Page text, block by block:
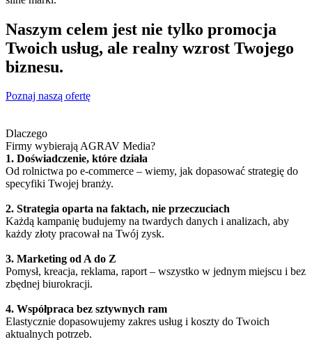
Naszym celem jest nie tylko promocja
Twoich usług, ale realny wzrost Twojego
biznesu.
Poznaj naszą ofertę
Dlaczego
Firmy wybierają AGRAV Media?
1. Doświadczenie, które działa
Od rolnictwa po e-commerce – wiemy, jak dopasować strategię do
specyfiki Twojej branży.
2. Strategia oparta na faktach, nie przeczuciach
Każdą kampanię budujemy na twardych danych i analizach, aby
każdy złoty pracował na Twój zysk.
3. Marketing od A do Z
Pomysł, kreacja, reklama, raport – wszystko w jednym miejscu i bez
zbędnej biurokracji.
4. Współpraca bez sztywnych ram
Elastycznie dopasowujemy zakres usług i koszty do Twoich
aktualnych potrzeb.